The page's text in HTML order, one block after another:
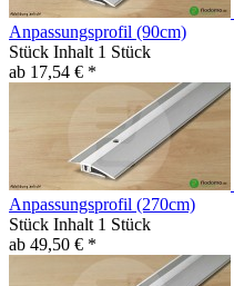
Anpassungsprofil (90cm)
Stück Inhalt 1 Stück
ab 17,54 € *
Anpassungsprofil (270cm)
Stück Inhalt 1 Stück
ab 49,50 € *